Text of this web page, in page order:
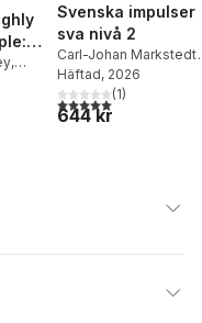
,
Totalt antal röster:
Svenska impulser
sva nivå 2
Carl-Johan Markstedt,
Simon Bogren
Löwenhielm
Häftad, 2026
5,0utav 5 stjärnor.
(1)
644 kr